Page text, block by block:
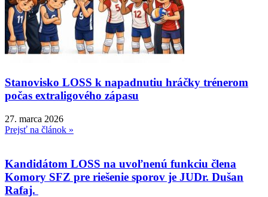
Stanovisko LOSS k napadnutiu hráčky trénerom
počas extraligového zápasu
27. marca 2026
Prejsť na článok »
Kandidátom LOSS na uvoľnenú funkciu člena
Komory SFZ pre riešenie sporov je JUDr. Dušan
Rafaj.